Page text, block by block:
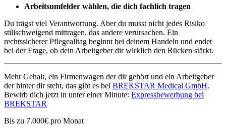
Arbeitsumfelder wählen, die dich fachlich tragen
Du trägst viel Verantwortung. Aber du musst nicht jedes Risiko
stillschweigend mittragen, das andere verursachen. Ein
rechtssicherer Pflegealltag beginnt bei deinem Handeln und endet
bei der Frage, ob dein Arbeitgeber dir wirklich den Rücken stärkt.
Mehr Gehalt, ein Firmenwagen der dir gehört und ein Arbeitgeber
der hinter dir steht, das gibt es bei BREKSTAR Medical GmbH.
Bewirb dich jetzt in unter einer Minute: Expressbewerbung bei
BREKSTAR
Bis zu 7.000€ pro Monat